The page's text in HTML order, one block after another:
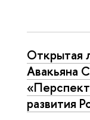
Открытая
Авакьяна
развития